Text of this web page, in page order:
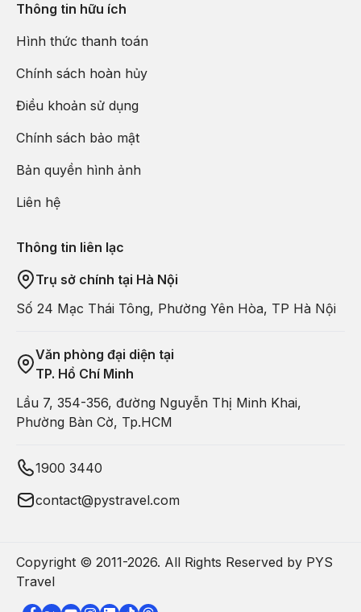
Thông tin hữu ích
Hình thức thanh toán
Chính sách hoàn hủy
Điều khoản sử dụng
Chính sách bảo mật
Bản quyền hình ảnh
Liên hệ
Thông tin liên lạc
Trụ sở chính tại Hà Nội
Số 24 Mạc Thái Tông, Phường Yên Hòa, TP Hà Nội
Văn phòng đại diện tại
TP. Hồ Chí Minh
Lầu 7, 354-356, đường Nguyễn Thị Minh Khai,
Phường Bàn Cờ, Tp.HCM
1900 3440
contact@pystravel.com
Copyright © 2011-2026. All Rights Reserved by PYS
Travel